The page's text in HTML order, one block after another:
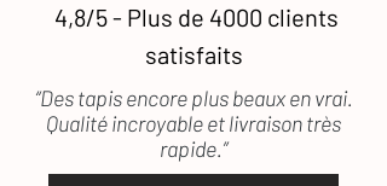
4,8/5 - Plus de 4000 clients
satisfaits
“Des tapis encore plus beaux en vrai.
Qualité incroyable et livraison très
rapide.”